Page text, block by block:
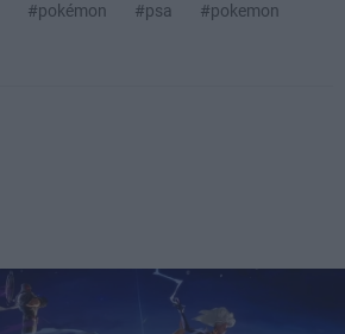
#pokémon #psa
#pokemon